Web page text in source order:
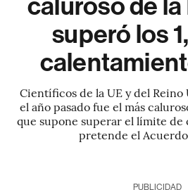
caluroso de
superó los
Científicos de la UE y del
el año pasado fue el más
que supone superar el límite
pretende el
PUBLICIDAD